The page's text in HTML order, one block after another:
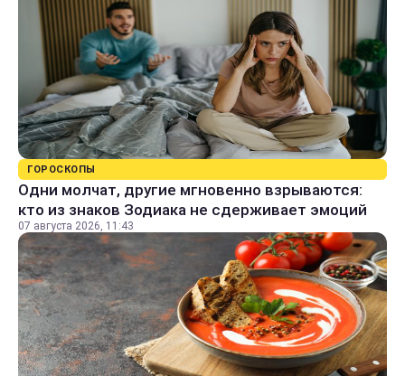
ГОРОСКОПЫ
Одни молчат, другие мгновенно взрываются:
кто из знаков Зодиака не сдерживает эмоций
07 августа 2026, 11:43